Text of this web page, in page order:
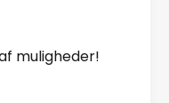
muligheder!